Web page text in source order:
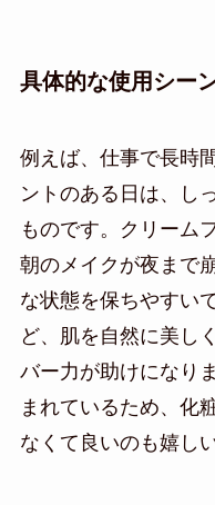
具体的な使用シー
例えば、仕事で長時
ントのある日は、し
ものです。クリーム
朝のメイクが夜まで
な状態を保ちやすい
ど、肌を自然に美し
バー力が助けになり
まれているため、化
なくて良いのも嬉し